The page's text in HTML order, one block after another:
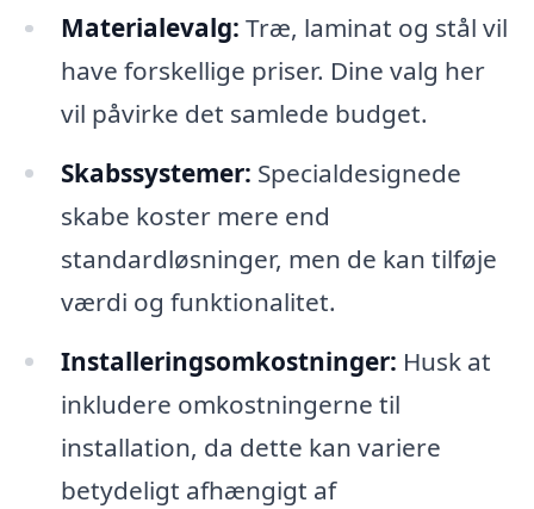
Materialevalg: Træ, laminat og stål vil
have forskellige priser. Dine valg her
vil påvirke det samlede budget.
Skabssystemer: Specialdesignede
skabe koster mere end
standardløsninger, men de kan tilføje
værdi og funktionalitet.
Installeringsomkostninger: Husk at
inkludere omkostningerne til
installation, da dette kan variere
betydeligt afhængigt af